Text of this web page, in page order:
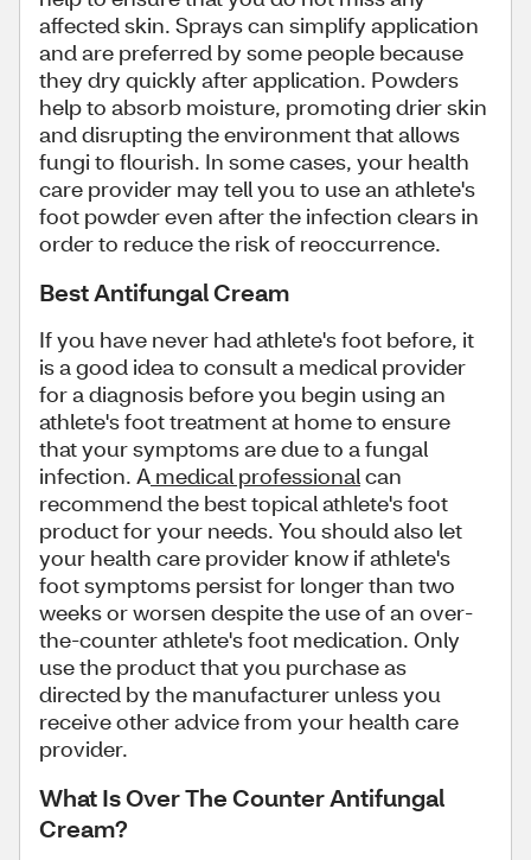
affected skin. Sprays can simplify application
and are preferred by some people because
they dry quickly after application. Powders
help to absorb moisture, promoting drier skin
and disrupting the environment that allows
fungi to flourish. In some cases, your health
care provider may tell you to use an athlete's
foot powder even after the infection clears in
order to reduce the risk of reoccurrence.
Best Antifungal Cream
If you have never had athlete's foot before, it
is a good idea to consult a medical provider
for a diagnosis before you begin using an
athlete's foot treatment at home to ensure
that your symptoms are due to a fungal
infection. A medical professionalcan
recommend the best topical athlete's foot
product for your needs. You should also let
your health care provider know if athlete's
foot symptoms persist for longer than two
weeks or worsen despite the use of an over-
the-counter athlete's foot medication. Only
use the product that you purchase as
directed by the manufacturer unless you
receive other advice from your health care
provider.
What Is Over The Counter Antifungal
Cream?